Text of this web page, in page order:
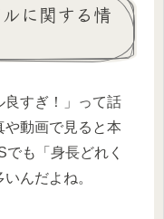
に関する情
良すぎ！」って話
や動画で見ると本
も「身長どれく
んだよね。